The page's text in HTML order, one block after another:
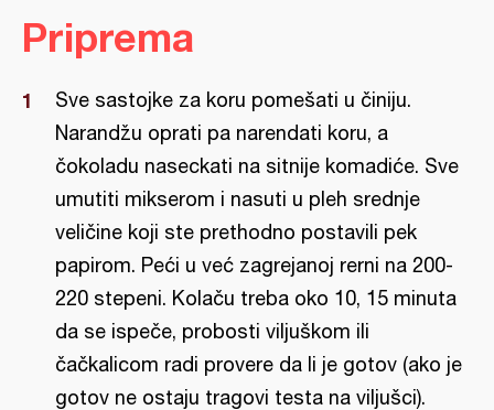
Priprema
Sve sastojke za koru pomešati u činiju.
Narandžu oprati pa narendati koru, a
čokoladu naseckati na sitnije komadiće. Sve
umutiti mikserom i nasuti u pleh srednje
veličine koji ste prethodno postavili pek
papirom. Peći u već zagrejanoj rerni na 200-
220 stepeni. Kolaču treba oko 10, 15 minuta
da se ispeče, probosti viljuškom ili
čačkalicom radi provere da li je gotov (ako je
gotov ne ostaju tragovi testa na viljušci).